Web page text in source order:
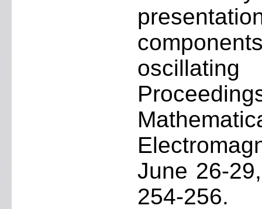
June 26-
254-256.